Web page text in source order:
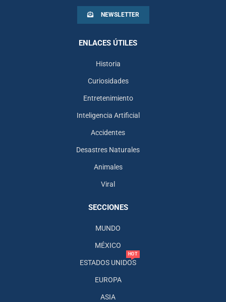
NEWSLETTER
ENLACES ÚTILES
Historia
Curiosidades
Entretenimiento
Inteligencia Artificial
Accidentes
Desastres Naturales
Animales
Viral
SECCIONES
MUNDO
MÉXICO
ESTADOS UNIDOS
HOT
EUROPA
ASIA